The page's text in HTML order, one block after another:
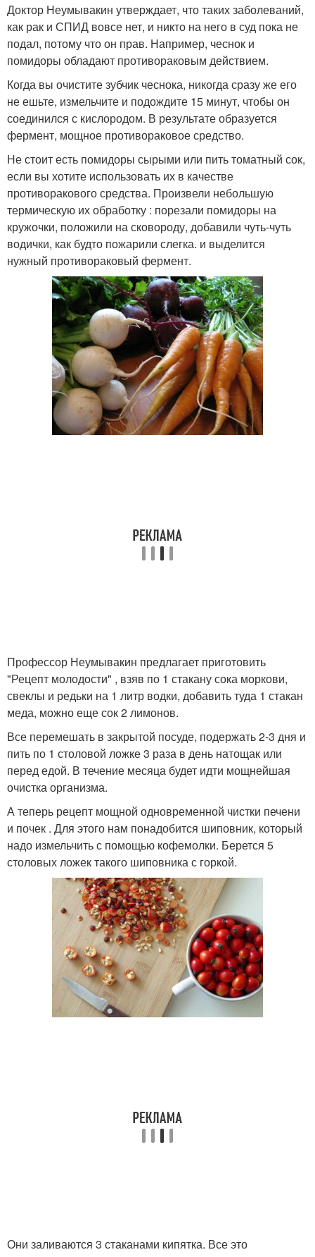
Доктор Неумывакин утверждает, что таких заболеваний,
как рак и СПИД вовсе нет, и никто на него в суд пока не
подал, потому что он прав. Например, чеснок и
помидоры обладают противораковым действием.
Когда вы очистите зубчик чеснока, никогда сразу же его
не ешьте, измельчите и подождите 15 минут, чтобы он
соединился с кислородом. В результате образуется
фермент, мощное противораковое средство.
Не стоит есть помидоры сырыми или пить томатный сок,
если вы хотите использовать их в качестве
противоракового средства. Произвели небольшую
термическую их обработку : порезали помидоры на
кружочки, положили на сковороду, добавили чуть-чуть
водички, как будто пожарили слегка. и выделится
нужный противораковый фермент.
Профессор Неумывакин предлагает приготовить
"Рецепт молодости" , взяв по 1 стакану сока моркови,
свеклы и редьки на 1 литр водки, добавить туда 1 стакан
меда, можно еще сок 2 лимонов.
Все перемешать в закрытой посуде, подержать 2-3 дня и
пить по 1 столовой ложке 3 раза в день натощак или
перед едой. В течение месяца будет идти мощнейшая
очистка организма.
А теперь рецепт мощной одновременной чистки печени
и почек . Для этого нам понадобится шиповник, который
надо измельчить с помощью кофемолки. Берется 5
столовых ложек такого шиповника с горкой.
Они заливаются 3 стаканами кипятка. Все это